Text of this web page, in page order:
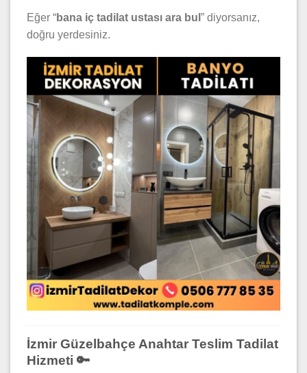
Eğer “bana iç tadilat ustası ara bul ” diyorsanız,
doğru yerdesiniz.
İzmir Güzelbahçe Anahtar Teslim Tadilat
Hizmeti 🔑